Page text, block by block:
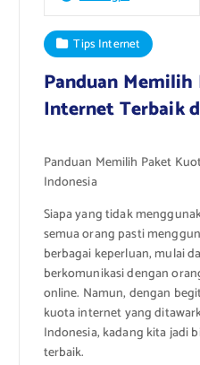
Tips Internet
Panduan
Internet Terbaik
Panduan Memilih Paket
Indonesia
Siapa yang tidak
semua orang pasti
berbagai keperluan, mulai
berkomunikasi dengan
online. Namun, dengan
kuota internet yang
Indonesia, kadang kita jadi
terbaik.